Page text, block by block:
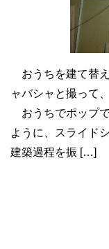
おうちを建て替
ャバシャと撮って
おうちでポップ
ように、スライド
建築過程を振 […]